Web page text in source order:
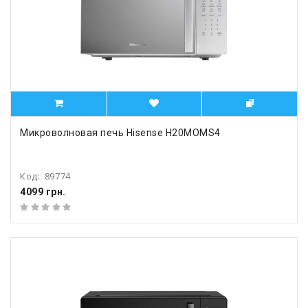
Микроволновая печь Hisense H20MOMS4
Код: 89774
4099 грн.